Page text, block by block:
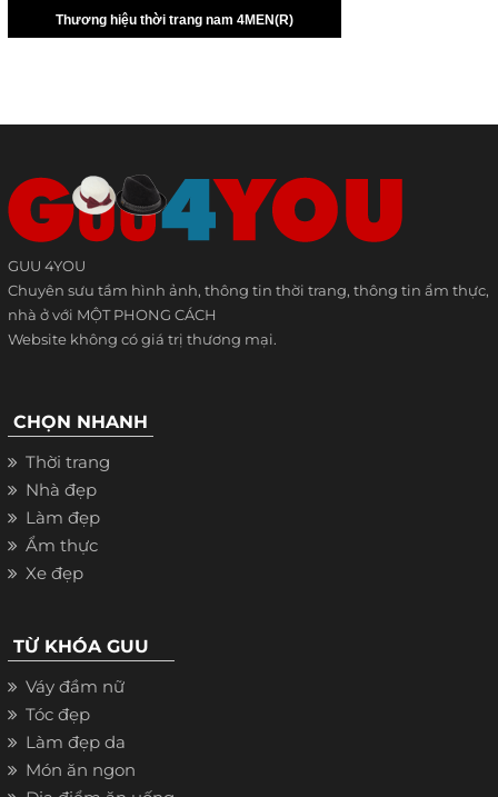
GUU 4YOU
Chuyên sưu tầm hình ảnh, thông tin thời trang, thông tin ẩm thực,
nhà ở với MỘT PHONG CÁCH
Website không có giá trị thương mại.
CHỌN NHANH
Thời trang
Nhà đẹp
Làm đẹp
Ẩm thực
Xe đẹp
TỪ KHÓA GUU
Váy đầm nữ
Tóc đẹp
Làm đẹp da
Món ăn ngon